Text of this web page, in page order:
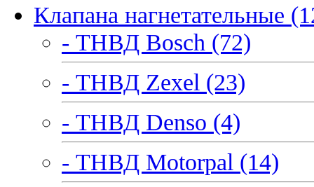
Клапана нагнетательные
- ТНВД Bosch (72)
- ТНВД Zexel (23)
- ТНВД Denso (4)
- ТНВД Motorpal (14)